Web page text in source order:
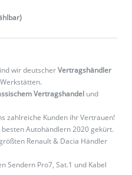
wir deutscherVertragshändler
Vertragshandel und
zahlreiche Kunden ihr Vertrauen!
Autohändlern 2020 gekürt.
Renault & Dacia Händler
Sendern Pro7, Sat.1 und Kabel